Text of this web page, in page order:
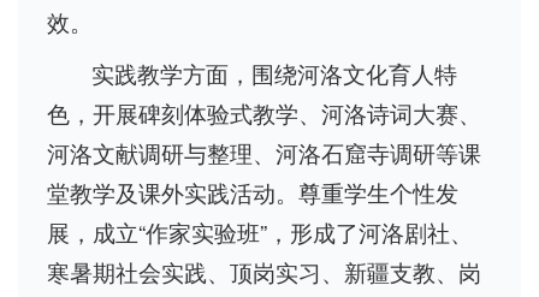
效。
实践教学方面，围绕河洛文化育人特
色，开展碑刻体验式教学、河洛诗词大赛、
河洛文献调研与整理、河洛石窟寺调研等课
堂教学及课外实践活动。尊重学生个性发
展，成立“作家实验班”，形成了河洛剧社、
寒暑期社会实践、顶岗实习、新疆支教、岗